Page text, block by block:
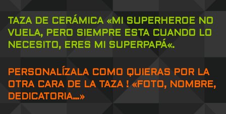
TAZA DE CERÁMICA «MI SUPERHEROE NO
VUELA, PERO SIEMPRE ESTA CUANDO LO
NECESITO, ERES MI SUPERPAPÁ«.
PERSONALÍZALACOMO QUIERAS POR LA
OTRA CARA DE LA TAZA ! «FOTO, NOMBRE,
DEDICATORIA…»